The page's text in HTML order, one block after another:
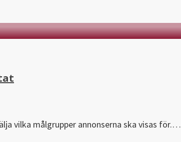
vilka målgrupper annonserna ska visas för.…